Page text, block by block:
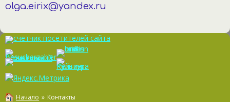
olga.eirix@yandex.ru
Начало » Контакты